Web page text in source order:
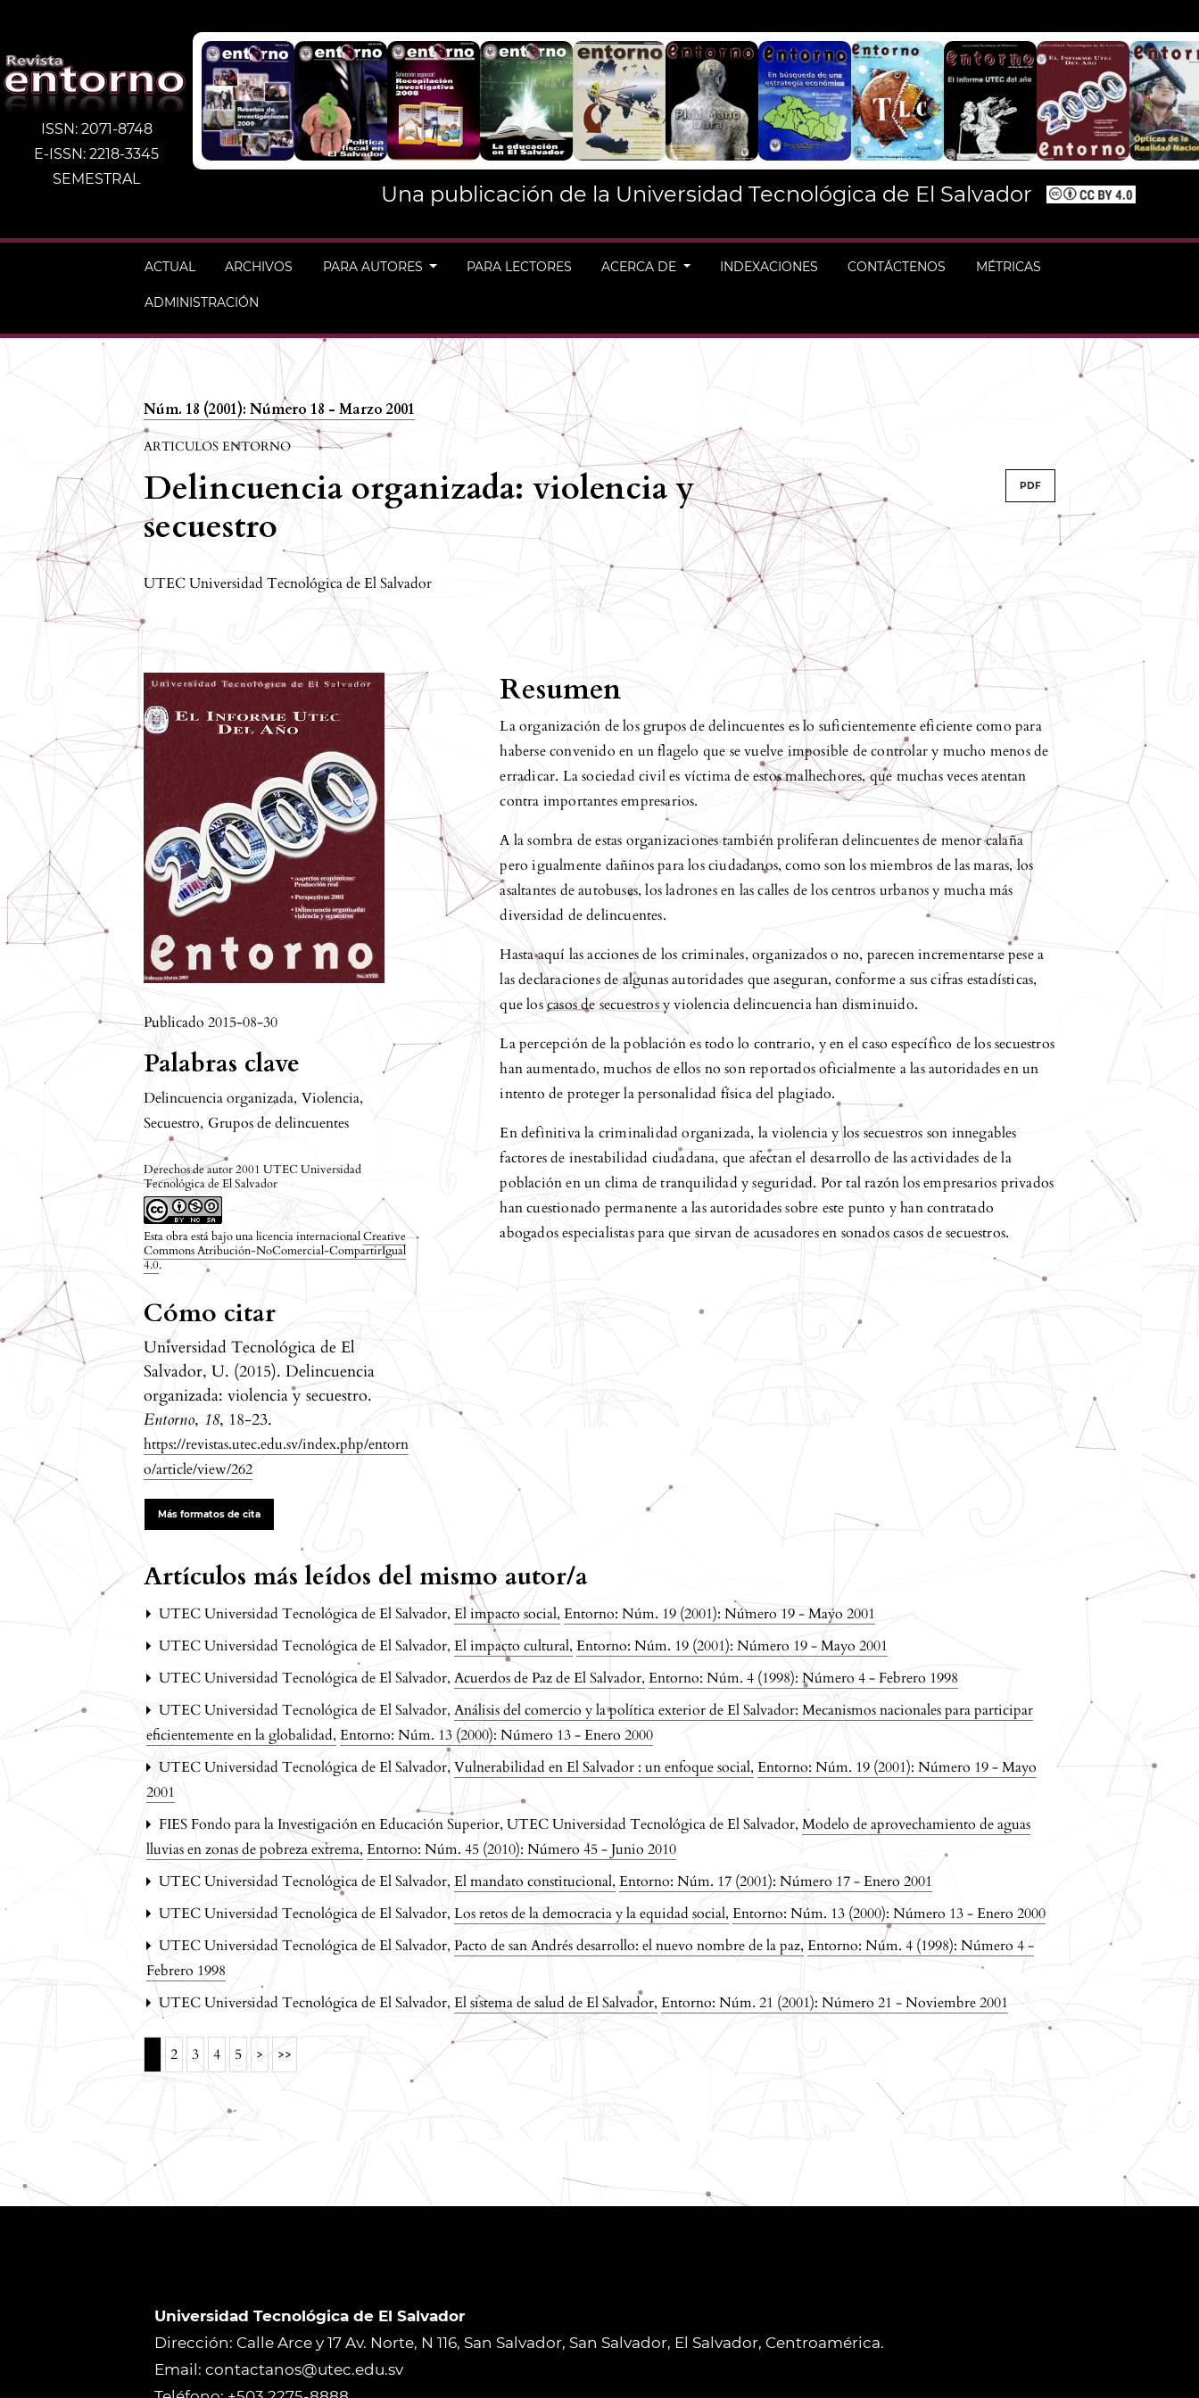
ISSN: 2071-8748
E-ISSN: 2218-3345
SEMESTRAL
Una publicación de la Universidad Tecnológica de El Salvador
ACTUAL ARCHIVOS PARA AUTORES PARA LECTORES ACERCA DE INDEXACIONES CONTÁCTENOS MÉTRICAS
ADMINISTRACIÓN
Núm. 18 (2001): Número 18 - Marzo 2001
ARTICULOS ENTORNO
Delincuencia organizada: violencia y
secuestro
PDF
UTEC Universidad Tecnológica de El Salvador
Publicado 2015-08-30
Palabras clave
Delincuencia organizada, Violencia,
Secuestro, Grupos de delincuentes
Derechos de autor 2001 UTEC Universidad
Tecnológica de El Salvador
Esta obra está bajo una licencia internacionalCreative
Commons Atribución-NoComercial-CompartirIgual
4.0.
Cómo citar
Universidad Tecnológica de El
Salvador, U. (2015). Delincuencia
organizada: violencia y secuestro.
Entorno, 18, 18-23.
https://revistas.utec.edu.sv/index.php/entorn
o/article/view/262
Más formatos de cita
Resumen
La organización de los grupos de delincuentes es lo suficientemente eficiente como para
haberse convenido en un flagelo que se vuelve imposible de controlar y mucho menos de
erradicar. La sociedad civil es víctima de estos malhechores, que muchas veces atentan
contra importantes empresarios.
A la sombra de estas organizaciones también proliferan delincuentes de menor calaña
pero igualmente dañinos para los ciudadanos, como son los miembros de las maras, los
asaltantes de autobuses, los ladrones en las calles de los centros urbanos y mucha más
diversidad de delincuentes.
Hasta aquí las acciones de los criminales, organizados o no, parecen incrementarse pese a
las declaraciones de algunas autoridades que aseguran, conforme a sus cifras estadísticas,
que los casos de secuestros y violencia delincuencia han disminuido.
La percepción de la población es todo lo contrario, y en el caso específico de los secuestros
han aumentado, muchos de ellos no son reportados oficialmente a las autoridades en un
intento de proteger la personalidad física del plagiado.
En definitiva la criminalidad organizada, la violencia y los secuestros son innegables
factores de inestabilidad ciudadana, que afectan el desarrollo de las actividades de la
población en un clima de tranquilidad y seguridad. Por tal razón los empresarios privados
han cuestionado permanente a las autoridades sobre este punto y han contratado
abogados especialistas para que sirvan de acusadores en sonados casos de secuestros.
Artículos más leídos del mismo autor/a
UTEC Universidad Tecnológica de El Salvador,El impacto social,Entorno: Núm. 19 (2001): Número 19 - Mayo 2001
UTEC Universidad Tecnológica de El Salvador,El impacto cultural,Entorno: Núm. 19 (2001): Número 19 - Mayo 2001
UTEC Universidad Tecnológica de El Salvador,Acuerdos de Paz de El Salvador,Entorno: Núm. 4 (1998): Número 4 - Febrero 1998
UTEC Universidad Tecnológica de El Salvador,Análisis del comercio y la política exterior de El Salvador: Mecanismos nacionales para participar
eficientemente en la globalidad,Entorno: Núm. 13 (2000): Número 13 - Enero 2000
UTEC Universidad Tecnológica de El Salvador,Vulnerabilidad en El Salvador : un enfoque social,Entorno: Núm. 19 (2001): Número 19 - Mayo
2001
FIES Fondo para la Investigación en Educación Superior, UTEC Universidad Tecnológica de El Salvador,Modelo de aprovechamiento de aguas
lluvias en zonas de pobreza extrema,Entorno: Núm. 45 (2010): Número 45 - Junio 2010
UTEC Universidad Tecnológica de El Salvador,El mandato constitucional,Entorno: Núm. 17 (2001): Número 17 - Enero 2001
UTEC Universidad Tecnológica de El Salvador,Los retos de la democracia y la equidad social,Entorno: Núm. 13 (2000): Número 13 - Enero 2000
UTEC Universidad Tecnológica de El Salvador,Pacto de san Andrés desarrollo: el nuevo nombre de la paz,Entorno: Núm. 4 (1998): Número 4 -
Febrero 1998
UTEC Universidad Tecnológica de El Salvador,El sistema de salud de El Salvador,Entorno: Núm. 21 (2001): Número 21 - Noviembre 2001
2 3 4 5 > >>
Universidad Tecnológica de El Salvador
Dirección: Calle Arce y 17 Av. Norte, N 116, San Salvador, San Salvador, El Salvador, Centroamérica.
Email: contactanos@utec.edu.sv